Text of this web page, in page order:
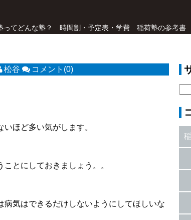
ってどんな塾？ 時間割・予定表・学費 稲荷塾の参考書
松谷 コメント(0)
ほど多い気がします。
とにしておきましょう。。
気はできるだけしないようにしてほしいな